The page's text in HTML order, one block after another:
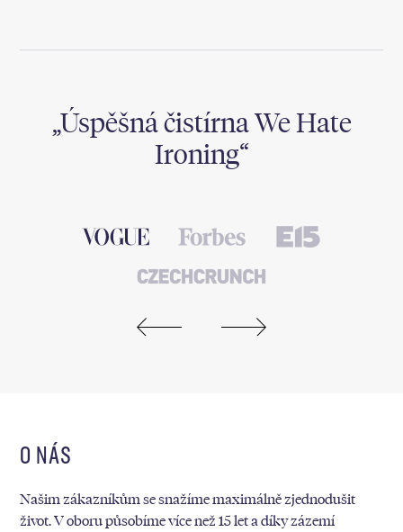
Úspěšná čistírna We Hate
Ironing
O NÁS
Našim zákazníkům se snažíme maximálně zjednodušit
život. V oboru působíme více než 15 let a díky zázemí